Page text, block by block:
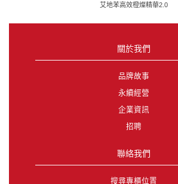
艾地苯高效橙燦精華2.0
關於我們
品牌故事
永續經營
企業資訊
招聘
聯絡我們
搜尋專櫃位置